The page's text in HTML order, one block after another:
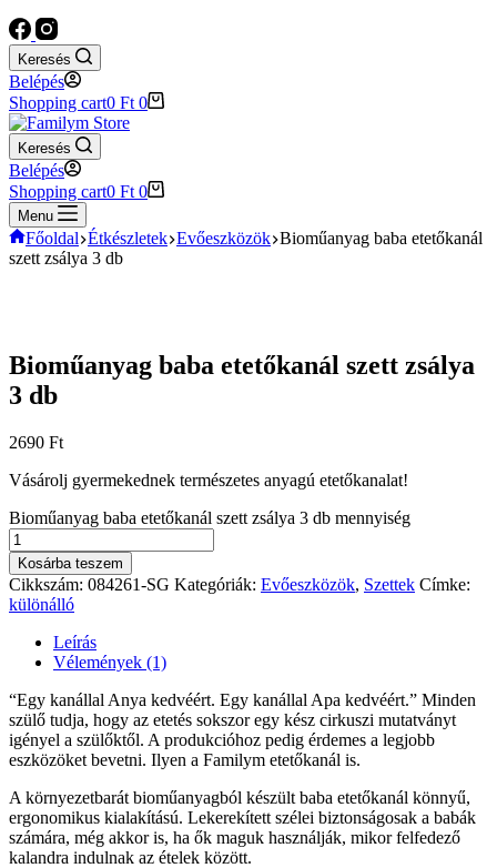
Keresés
Belépés
Shopping cart0 Ft 0
Keresés
Belépés
Shopping cart0 Ft 0
Menu
Főoldal Étkészletek Evőeszközök Bioműanyag baba etetőkanál
szett zsálya 3 db
Bioműanyag baba etetőkanál szett zsálya
3 db
2690 Ft
Vásárolj gyermekednek természetes anyagú etetőkanalat!
Bioműanyag baba etetőkanál szett zsálya 3 db mennyiség
Kosárba teszem
Cikkszám: 084261-SG Kategóriák: Evőeszközök, Szettek Címke:
különálló
Leírás
Vélemények (1)
“Egy kanállal Anya kedvéért. Egy kanállal Apa kedvéért.” Minden
szülő tudja, hogy az etetés sokszor egy kész cirkuszi mutatványt
igényel a szülőktől. A produkcióhoz pedig érdemes a legjobb
eszközöket bevetni. Ilyen a Familym etetőkanál is.
A környezetbarát bioműanyagból készült baba etetőkanál könnyű,
ergonomikus kialakítású. Lekerekített szélei biztonságosak a babák
számára, még akkor is, ha ők maguk használják, mikor felfedező
kalandra indulnak az ételek között.